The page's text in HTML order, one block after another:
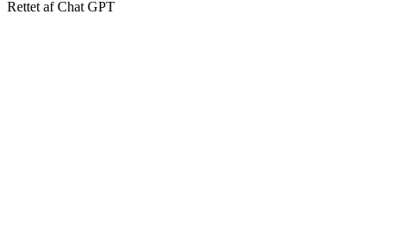
Rettet af Chat GPT